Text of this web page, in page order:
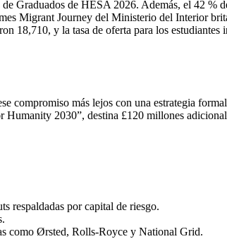
Graduados de HESA 2026. Además, el 42 %
Migrant Journey del Ministerio del Interior
y la tasa de oferta para los estudiantes
compromiso más lejos con una estrategia
2030”, destina £120 millones
respaldadas por capital de riesgo.
como Ørsted, Rolls‑Royce y National Grid.